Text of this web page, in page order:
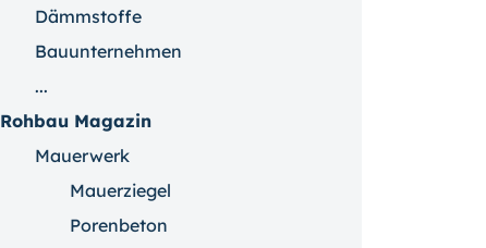
Dämmstoffe
Bauunternehmen
...
Rohbau Magazin
Mauerwerk
Mauerziegel
Porenbeton